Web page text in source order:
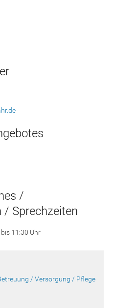
/
/ Sprechzeiten
11:30 Uhr
/ Versorgung / Pflege